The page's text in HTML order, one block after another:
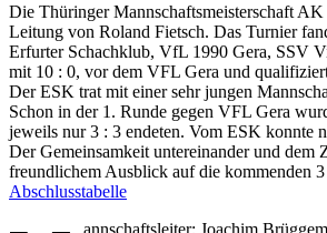
Die Thüringer Mannschaftsmeisterschaft
Leitung von Roland Fietsch. Das Turnier
Erfurter Schachklub, VfL 1990 Gera, SSV
mit 10 : 0, vor dem VFL Gera und
Der ESK trat mit einer sehr jungen
Schon in der 1. Runde gegen VFL Gera
jeweils nur 3 : 3 endeten. Vom ESK konnte
Der Gemeinsamkeit untereinander und dem
freundlichem Ausblick auf die kommenden 3
Abschlusstabelle
annschaftsleiter: Joachim